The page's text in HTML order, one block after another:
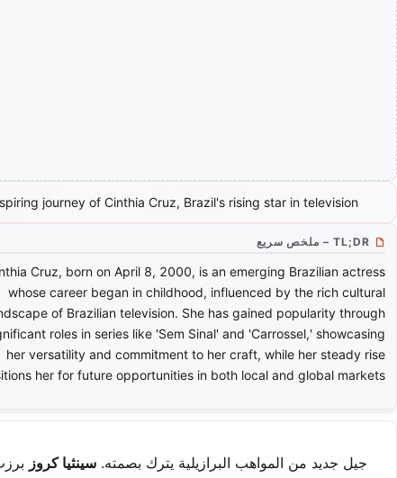
journey of Cinthia Cruz, Brazil's rising star in television.
TL;DR – ملخص سريع
Cruz, born on April 8, 2000, is an emerging Brazilian actress
whose career began in childhood, influenced by the rich cultural
of Brazilian television. She has gained popularity through
roles in series like 'Sem Sinal' and 'Carrossel,' showcasing
her versatility and commitment to her craft, while her steady rise
her for future opportunities in both local and global markets.
جيل جديد من المواهب البرازيلية يترك بصمته. سينثيا كروز